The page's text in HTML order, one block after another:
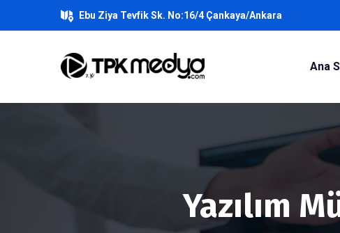
Ebu Ziya Tevfik Sk. No:16/4 Çankaya/Ankara
Ana
Yazılım